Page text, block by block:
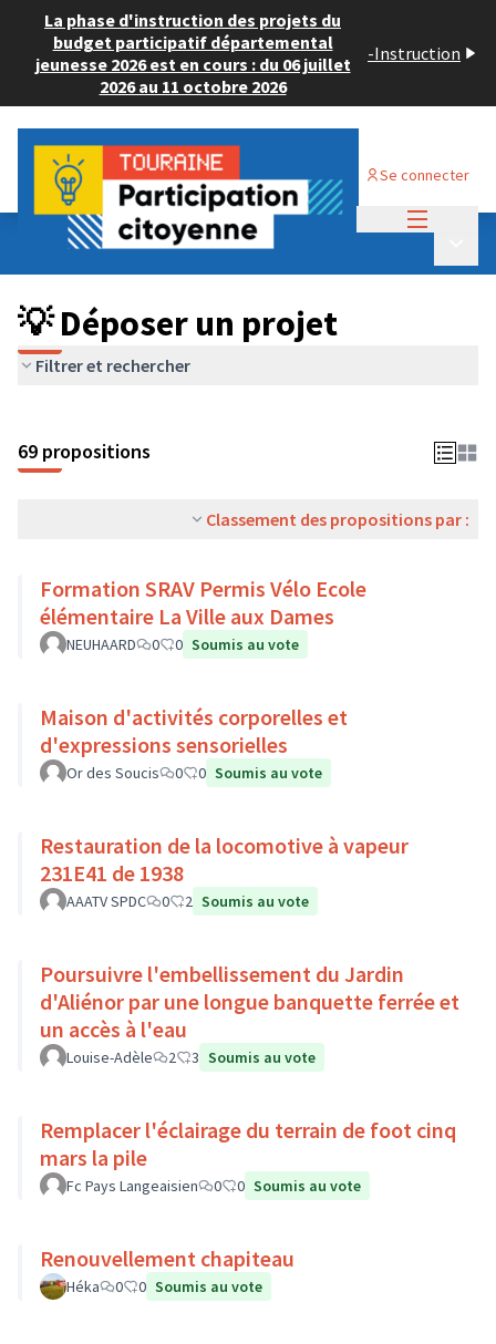
La phase d'instruction des projets du
budget participatif départemental
jeunesse 2026 est en cours : du 06 juillet
2026 au 11 octobre 2026
-Instruction
Se connecter
Budget Participatif ADULTE 2024
💡 Déposer un projet
💡 Déposer un projet
Filtrer et rechercher
69 propositions
Classement des propositions par :
Formation SRAV Permis Vélo Ecole
élémentaire La Ville aux Dames
NEUHAARD 0 0 Soumis au vote
Maison d'activités corporelles et
d'expressions sensorielles
Or des Soucis 0 0 Soumis au vote
Restauration de la locomotive à vapeur
231E41 de 1938
AAATV SPDC 0 2 Soumis au vote
Poursuivre l'embellissement du Jardin
d'Aliénor par une longue banquette ferrée et
un accès à l'eau
Louise-Adèle 2 3 Soumis au vote
Remplacer l'éclairage du terrain de foot cinq
mars la pile
Fc Pays Langeaisien 0 0 Soumis au vote
Renouvellement chapiteau
Héka 0 0 Soumis au vote